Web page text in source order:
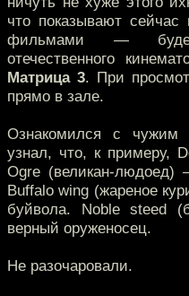
что показывают
фильмами —
отечественного
Матрица 3. При
прямо в зале.
Ознакомился с чужим
узнал, что, к примеру,
Ogre (великан-людоед)
Buffalo wing (жареное
буйвола. Noble steed
верный оруженосец.
Не разочаровали.